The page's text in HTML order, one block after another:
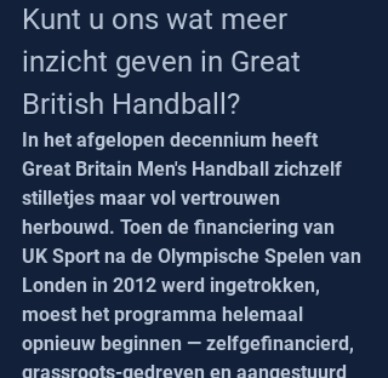
Kunt u ons wat meer
inzicht geven in Great
British Handball?
In het afgelopen decennium heeft
Great Britain Men's Handball zichzelf
stilletjes maar vol vertrouwen
herbouwd. Toen de financiering van
UK Sport na de Olympische Spelen van
Londen in 2012 werd ingetrokken,
moest het programma helemaal
opnieuw beginnen — zelfgefinancierd,
grassroots-gedreven en aangestuurd